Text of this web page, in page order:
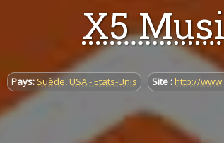
X5
Pays: Suède, USA - Etats-Unis Site : http://